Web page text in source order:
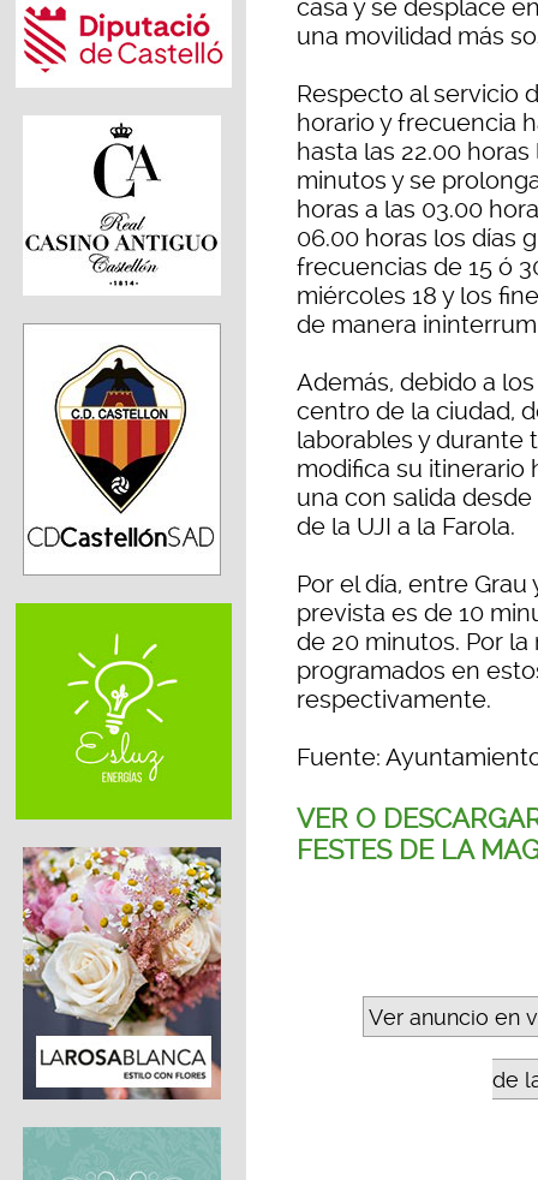
casa y se desplace
una movilidad más
Respecto al servicio
horario y frecuencia
hasta las 22.00
minutos y se
horas a las 03.00
06.00 horas los días
frecuencias de 15 ó
miércoles 18 y los
de manera
Además, debido a
centro de la ciudad,
laborables y durante
modifica su itinerario
una con salida
de la UJI a la Farola.
Por el día, entre
prevista es de 10
de 20 minutos. Por
programados en
respectivamente.
Fuente:
VER O
FESTES DE LA
Ver anuncio en
de